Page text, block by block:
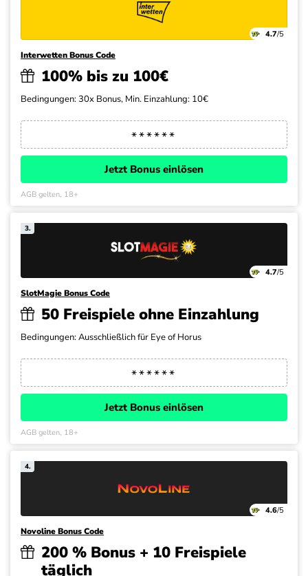
4.7/5
Interwetten Bonus Code
100% bis zu 100€
Bedingungen: 30x Bonus, Min. Einzahlung: 10€
Jetzt Bonus einlösen
AGB gelten, 18+
3.
4.7/5
SlotMagie Bonus Code
50 Freispiele ohne Einzahlung
Bedingungen: Ausschließlich für Eye of Horus
Jetzt Bonus einlösen
AGB gelten, 18+
4.
4.6/5
Novoline Bonus Code
200 % Bonus + 10 Freispiele
täglich